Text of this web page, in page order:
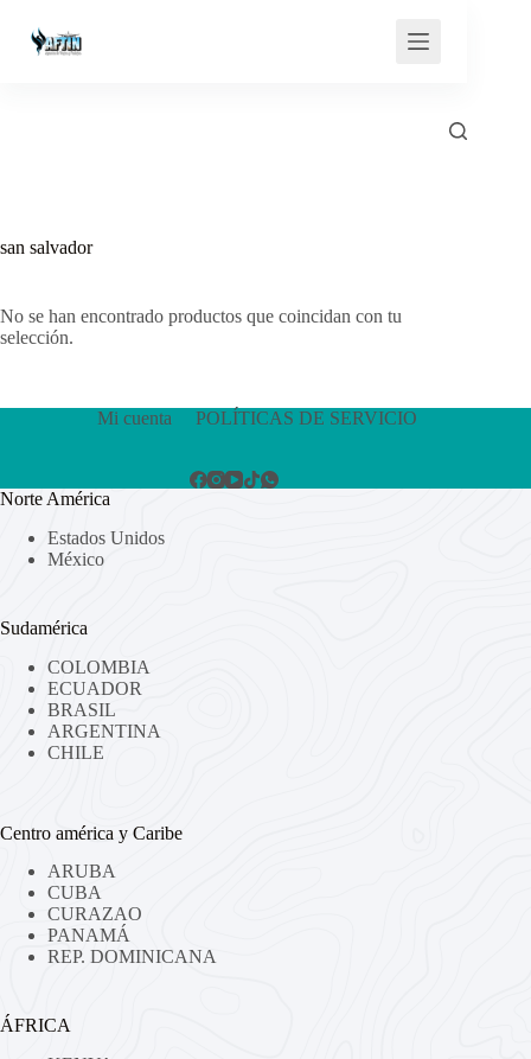
contenido
san salvador
No se han encontrado productos que coincidan con tu
selección.
Mi cuenta POLÍTICAS DE SERVICIO
Norte América
Estados Unidos
México
Sudamérica
COLOMBIA
ECUADOR
BRASIL
ARGENTINA
CHILE
Centro américa y Caribe
ARUBA
CUBA
CURAZAO
PANAMÁ
REP. DOMINICANA
ÁFRICA